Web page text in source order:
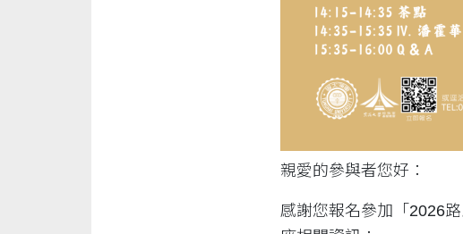
親愛的參與者您好：
感謝您報名參加「2026